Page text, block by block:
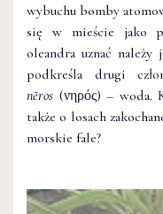
wybuchu bomby
się w mieście jako
oleandra uznać
podkreśla drugi
nẽros (νηρός) – woda.
także o losach
morskie fale?